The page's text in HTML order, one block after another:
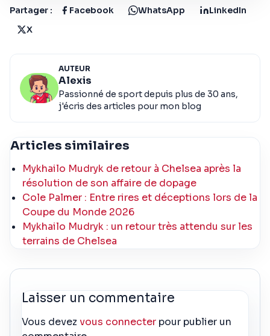
Partager : Facebook WhatsApp
LinkedIn
X
AUTEUR
Alexis
Passionné de sport depuis plus de 30 ans,
j'écris des articles pour mon blog
Articles similaires
Mykhailo Mudryk de retour à Chelsea après la
résolution de son affaire de dopage
Cole Palmer : Entre rires et déceptions lors de la
Coupe du Monde 2026
Mykhailo Mudryk : un retour très attendu sur les
terrains de Chelsea
Laisser un commentaire
Vous devezvous connecter pour publier un